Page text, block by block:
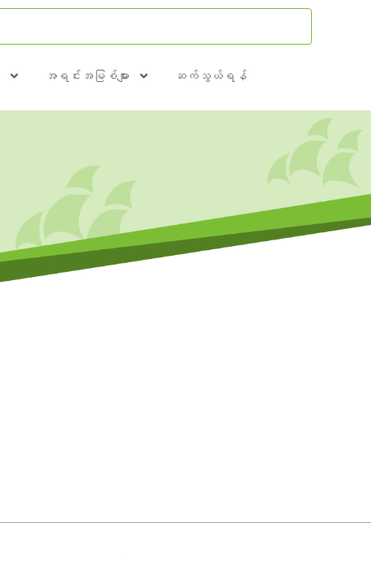
အရင်းအမြစ်များ ဆက်သွယ်ရန်